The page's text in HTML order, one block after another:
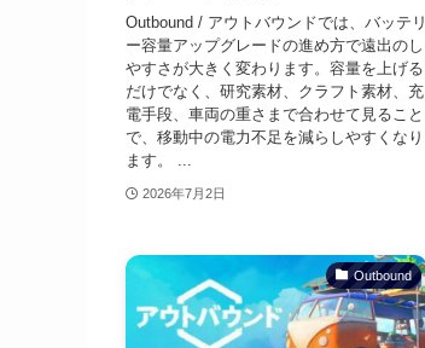
Outbound / アウトバウンドでは、バッテリ
ー容量アップグレードの進め方で遠出のし
やすさが大きく変わります。容量を上げる
だけでなく、研究素材、クラフト素材、充
電手段、車両の重さまで合わせて見ること
で、移動中の電力不足を減らしやすくなり
ます。 ...
2026年7月2日
Outbound